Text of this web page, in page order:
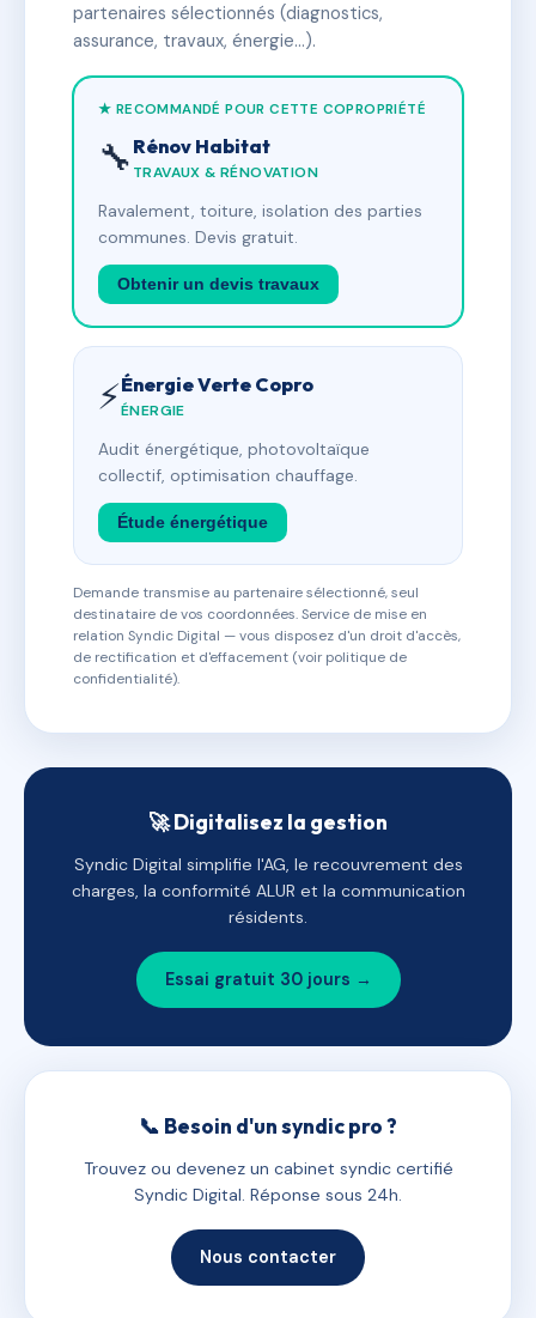
partenaires sélectionnés (diagnostics,
assurance, travaux, énergie…).
★ RECOMMANDÉ POUR CETTE COPROPRIÉTÉ
🔧 Rénov Habitat
TRAVAUX & RÉNOVATION
Ravalement, toiture, isolation des parties
communes. Devis gratuit.
Obtenir un devis travaux
⚡Énergie Verte Copro
ÉNERGIE
Audit énergétique, photovoltaïque
collectif, optimisation chauffage.
Étude énergétique
Demande transmise au partenaire sélectionné, seul
destinataire de vos coordonnées. Service de mise en
relation Syndic Digital — vous disposez d'un droit d'accès,
de rectification et d'effacement (voir politique de
confidentialité).
🚀 Digitalisez la gestion
Syndic Digital simplifie l'AG, le recouvrement des
charges, la conformité ALUR et la communication
résidents.
Essai gratuit 30 jours →
📞 Besoin d'un syndic pro ?
Trouvez ou devenez un cabinet syndic certifié
Syndic Digital. Réponse sous 24h.
Nous contacter